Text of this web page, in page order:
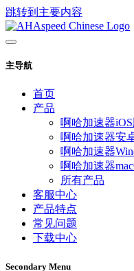
跳转到主要内容
主导航
首页
产品
啊哈加速器
啊哈加速器安
啊哈加速器
啊哈加速器
所有产品
客服中心
产品特点
常见问题
下载中心
Secondary Menu